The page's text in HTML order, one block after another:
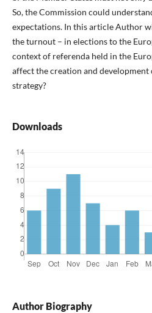
So, the Commission could
expectations. In this article Author
the turnout – in elections to the
context of referenda held in the
affect the creation and development
strategy?
Downloads
Author Biography